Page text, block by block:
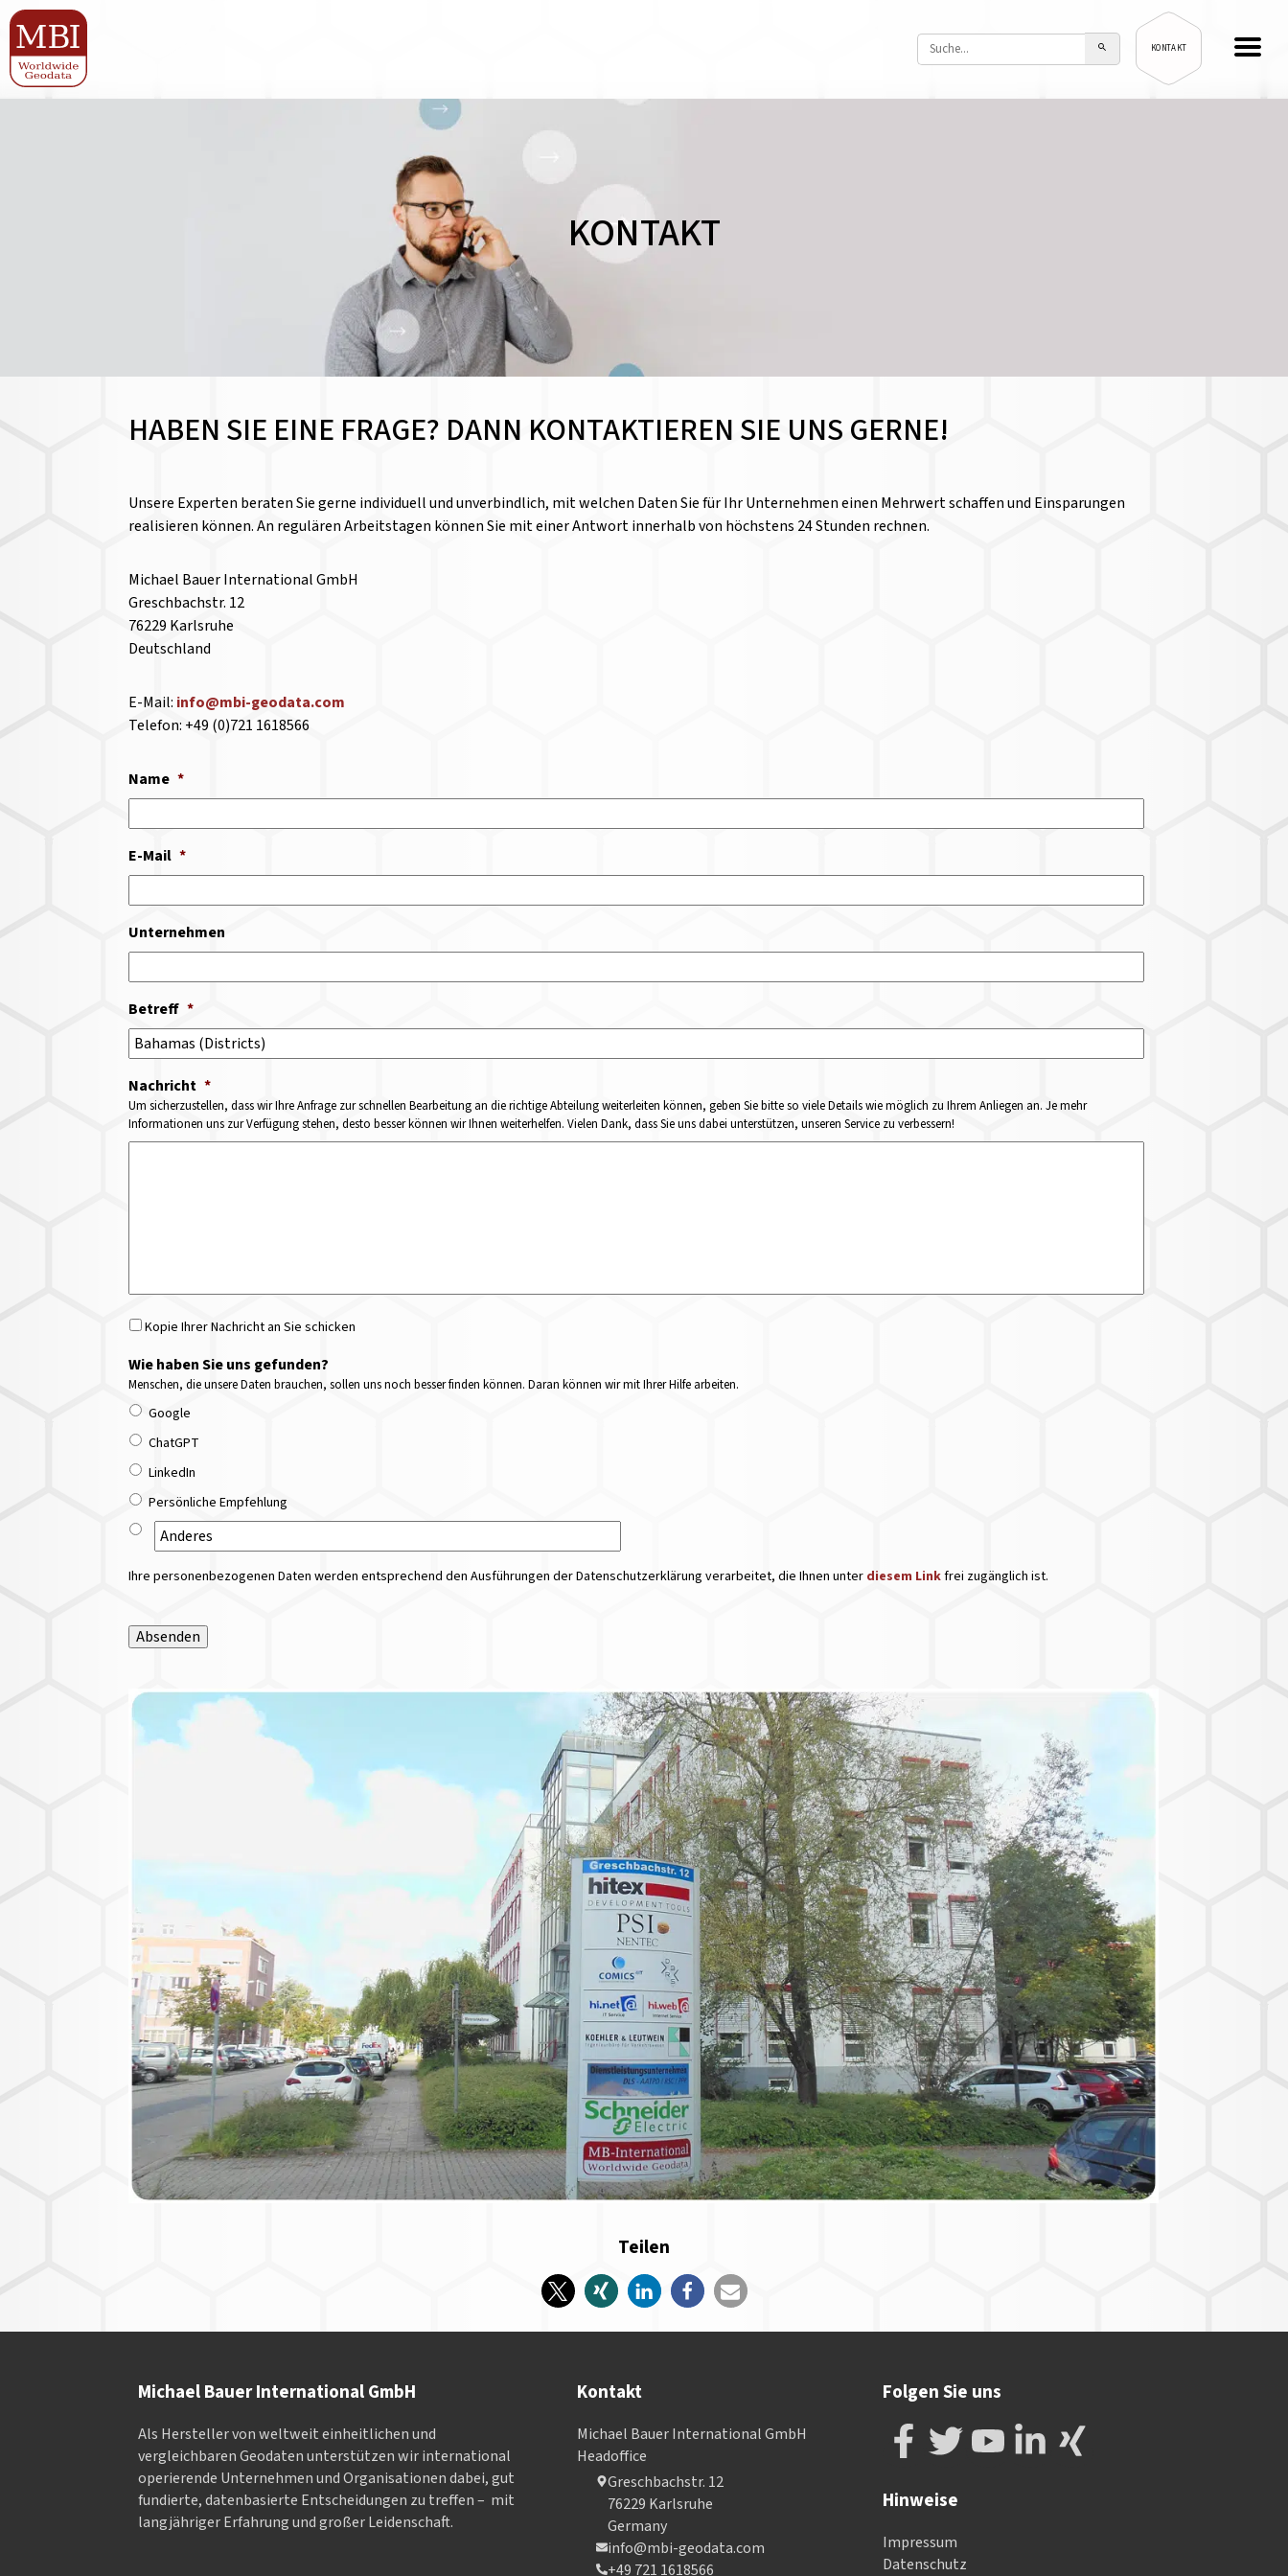
KONTAKT
KONTAKT
HABEN SIE EINE FRAGE? DANN KONTAKTIEREN SIE UNS GERNE!
Unsere Experten beraten Sie gerne individuell und unverbindlich, mit welchen Daten Sie für Ihr Unternehmen einen Mehrwert schaffen und Einsparungen
realisieren können. An regulären Arbeitstagen können Sie mit einer Antwort innerhalb von höchstens 24 Stunden rechnen.
Michael Bauer International GmbH
Greschbachstr. 12
76229 Karlsruhe
Deutschland
E-Mail: info@mbi-geodata.com
Telefon: +49 (0)721 1618566
Name *
E-Mail *
Unternehmen
Betreff *
Nachricht *
Um sicherzustellen, dass wir Ihre Anfrage zur schnellen Bearbeitung an die richtige Abteilung weiterleiten können, geben Sie bitte so viele Details wie möglich zu Ihrem Anliegen an. Je mehr
Informationen uns zur Verfügung stehen, desto besser können wir Ihnen weiterhelfen. Vielen Dank, dass Sie uns dabei unterstützen, unseren Service zu verbessern!
Kopie Ihrer Nachricht an Sie schicken
Wie haben Sie uns gefunden?
Menschen, die unsere Daten brauchen, sollen uns noch besser finden können. Daran können wir mit Ihrer Hilfe arbeiten.
Google
ChatGPT
LinkedIn
Persönliche Empfehlung
Ihre personenbezogenen Daten werden entsprechend den Ausführungen der Datenschutzerklärung verarbeitet, die Ihnen unter diesem Linkfrei zugänglich ist.
Absenden
Teilen
Michael Bauer International GmbH
Als Hersteller von weltweit einheitlichen und
vergleichbaren Geodaten un­ter­stüt­zen wir in­ter­na­tional
ope­rieren­de Un­ter­neh­men und Or­ga­nisa­tionen dabei, gut
fundierte, datenbasierte Entscheidungen zu treffen – mit
langjähriger Erfahrung und großer Leidenschaft.
Kontakt
Michael Bauer International GmbH
Headoffice
Greschbachstr. 12
76229 Karlsruhe
Germany
info@mbi-geodata.com
+49 721 1618566
Folgen Sie uns
Hinweise
Impressum
Datenschutz